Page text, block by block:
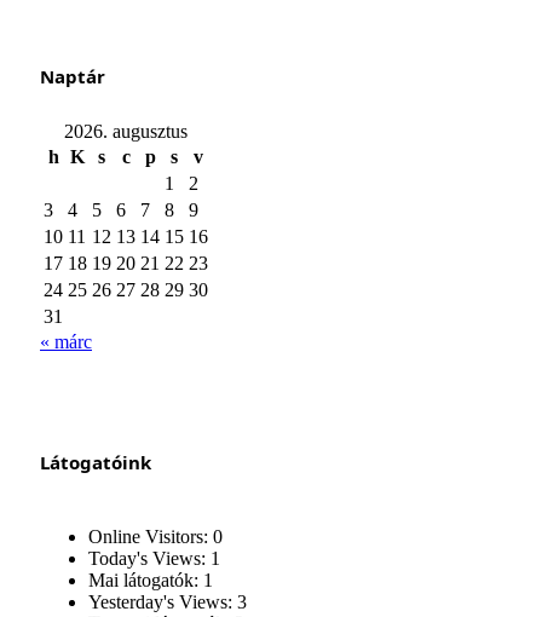
Naptár
2026. augusztus
h K s c p s
v
1
2
3
4 5 6 7 8
9
10 11 12 13 14 15 16
17 18 19 20 21 22 23
24 25 26 27 28 29 30
31
« márc
Látogatóink
Online Visitors: 0
Today's Views: 1
Mai látogatók: 1
Yesterday's Views: 3